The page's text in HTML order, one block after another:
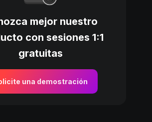
mejor nuestro
con sesiones 1:1
gratuitas
una demostración